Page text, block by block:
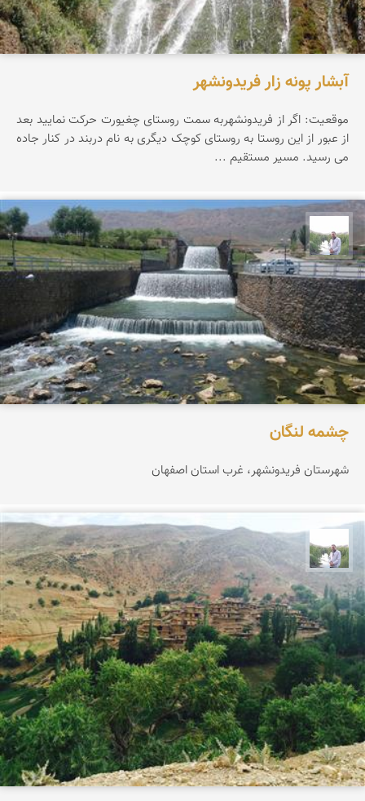
آبشار پونه زار فریدونشهر
موقعیت: اگر از فریدونشهربه سمت روستای چغیورت حرکت نمایید بعد
از عبور از این روستا به روستای کوچک دیگری به نام دربند در کنار جاده
می رسید. مسیر مستقیم ...
مهرداد زینلیان
چشمه لنگان
شهرستان فریدونشهر، غرب استان اصفهان
مهرداد زینلیان